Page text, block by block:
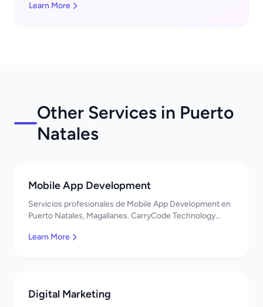
Learn More
Other Services in Puerto
Natales
Mobile App Development
Servicios profesionales de Mobile App Development en
Puerto Natales, Magallanes. CarryCode Technology
Learn More
Digital Marketing